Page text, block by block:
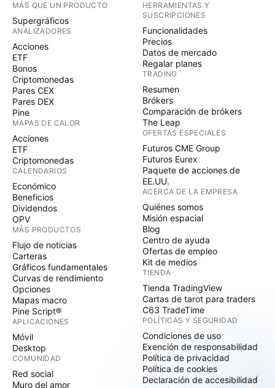
MÁS QUE UN PRODUCTO
Supergráficos
ANALIZADORES
Acciones
ETF
Bonos
Criptomonedas
Pares CEX
Pares DEX
Pine
MAPAS DE CALOR
Acciones
ETF
Criptomonedas
CALENDARIOS
Económico
Beneficios
Dividendos
OPV
MÁS PRODUCTOS
Flujo de noticias
Carteras
Gráficos fundamentales
Curvas de rendimiento
Opciones
Mapas macro
Pine Script®
APLICACIONES
Móvil
Desktop
COMUNIDAD
Red social
Muro del amor
HERRAMIENTAS Y
SUSCRIPCIONES
Funcionalidades
Precios
Datos de mercado
Regalar planes
TRADING
Resumen
Brókers
Comparación de brókers
The Leap
OFERTAS ESPECIALES
Futuros CME Group
Futuros Eurex
Paquete de acciones de
EE.UU.
ACERCA DE LA EMPRESA
Quiénes somos
Misión espacial
Blog
Centro de ayuda
Ofertas de empleo
Kit de medios
TIENDA
Tienda TradingView
Cartas de tarot para traders
C63 TradeTime
POLÍTICAS Y SEGURIDAD
Condiciones de uso
Exención de responsabilidad
Política de privacidad
Política de cookies
Declaración de accesibilidad